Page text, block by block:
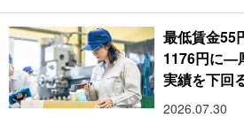
最低賃金55
1176円に―
実績を下回
2026.07.30